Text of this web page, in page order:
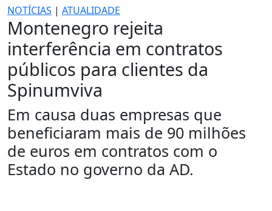
NOTÍCIAS | ATUALIDADE
Montenegro rejeita
interferência em contratos
públicos para clientes da
Spinumviva
Em causa duas empresas que
beneficiaram mais de 90 milhões
de euros em contratos com o
Estado no governo da AD.